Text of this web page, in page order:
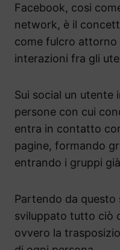
Facebook, cosi
network, è il
come fulcro
interazioni fra gli
Sui social un utente
persone con cui
entra in contatto
pagine, formando
entrando i gruppi
Partendo da
sviluppato tutto ciò
ovvero la